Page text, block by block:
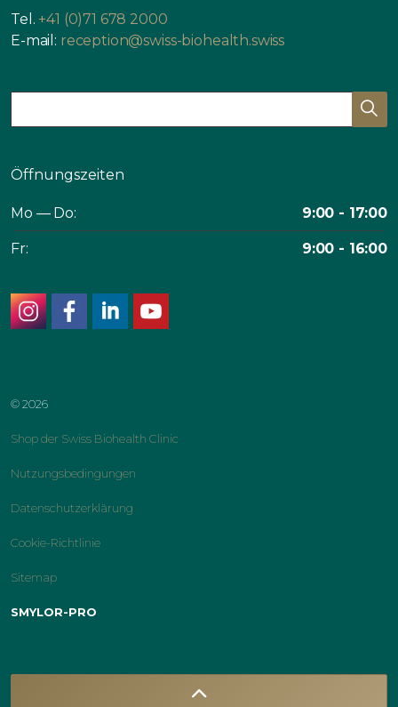
Tel. +41 (0)71 678 2000
E-mail: reception@swiss-biohealth.swiss
Öffnungszeiten
Mo — Do: 9:00 - 17:00
Fr: 9:00 - 16:00
© 2026
Shop der Swiss Biohealth Clinic
Nutzungsbedingungen
Datenschutzerklärung
Cookie-Richtlinie
Sitemap
SMYLOR-PRO